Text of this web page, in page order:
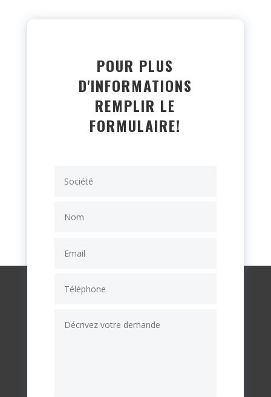
POUR PLUS
D'INFORMATIONS
REMPLIR LE
FORMULAIRE!